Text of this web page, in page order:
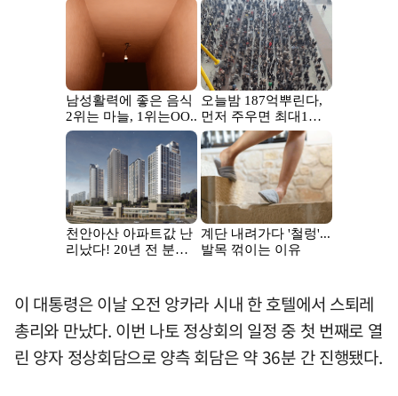
이 대통령은 이날 오전 앙카라 시내 한 호텔에서 스퇴레
총리와 만났다. 이번 나토 정상회의 일정 중 첫 번째로 열
린 양자 정상회담으로 양측 회담은 약 36분 간 진행됐다.